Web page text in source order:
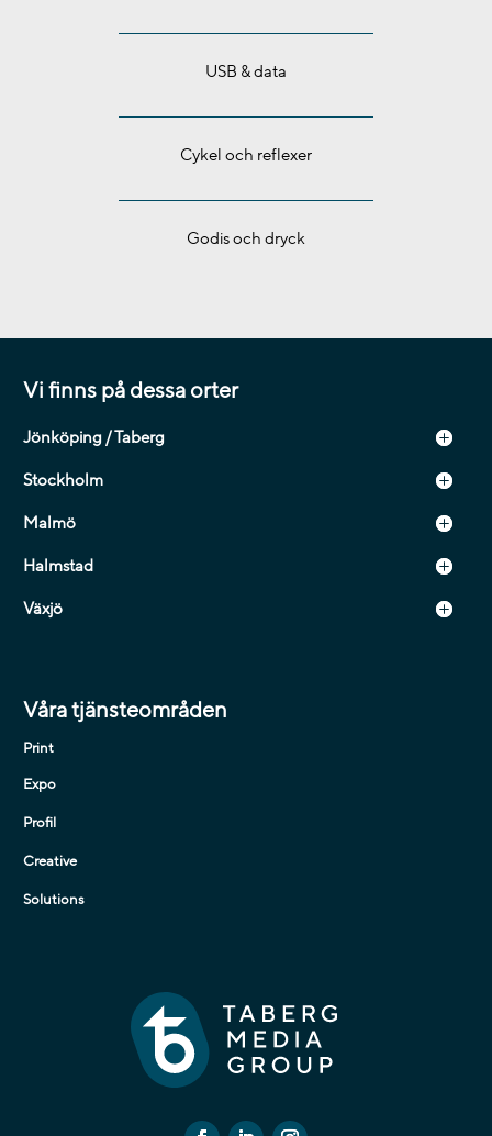
USB & data
Cykel och reflexer
Godis och dryck
Vi finns på dessa orter
Jönköping / Taberg
Stockholm
Malmö
Halmstad
Växjö
Våra tjänsteområden
Print
Expo
Profil
Creative
Solutions